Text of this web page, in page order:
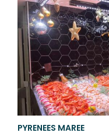
PYRENEES MAREE